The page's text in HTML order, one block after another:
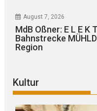
August 7, 2026
MdB Oßner: E L E K
Bahnstrecke
Region
Kultur